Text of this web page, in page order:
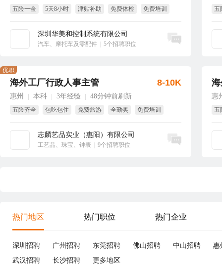
五险一金 5天8小时 津贴补助 免费体检
免费培训
深圳华美和控制系统有限公司
汽车、摩托车及零配件 5个招聘职位
立即沟通
五
海外工厂行政人事主管
惠州 本科 3年经验 48分钟前刷新
五险齐全 包吃包住 免费旅游 全勤奖
免费培训
志麟艺品实业（惠阳）有限公司
工艺品、珠宝、钟表 9个招聘职位
优职
8-10K
立即沟通
惠
五
热门地区 热门职位 热门企业
深圳招聘 广州招聘 东莞招聘 佛山招聘 中山招聘
惠
武汉招聘
长沙招聘 更多地区